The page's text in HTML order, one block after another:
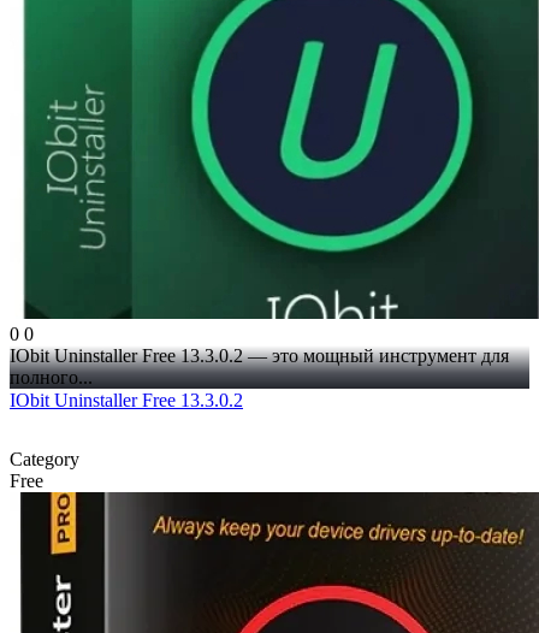
0 0
IObit Uninstaller Free 13.3.0.2 — это мощный инструмент для
полного...
IObit Uninstaller Free 13.3.0.2
Category
Free